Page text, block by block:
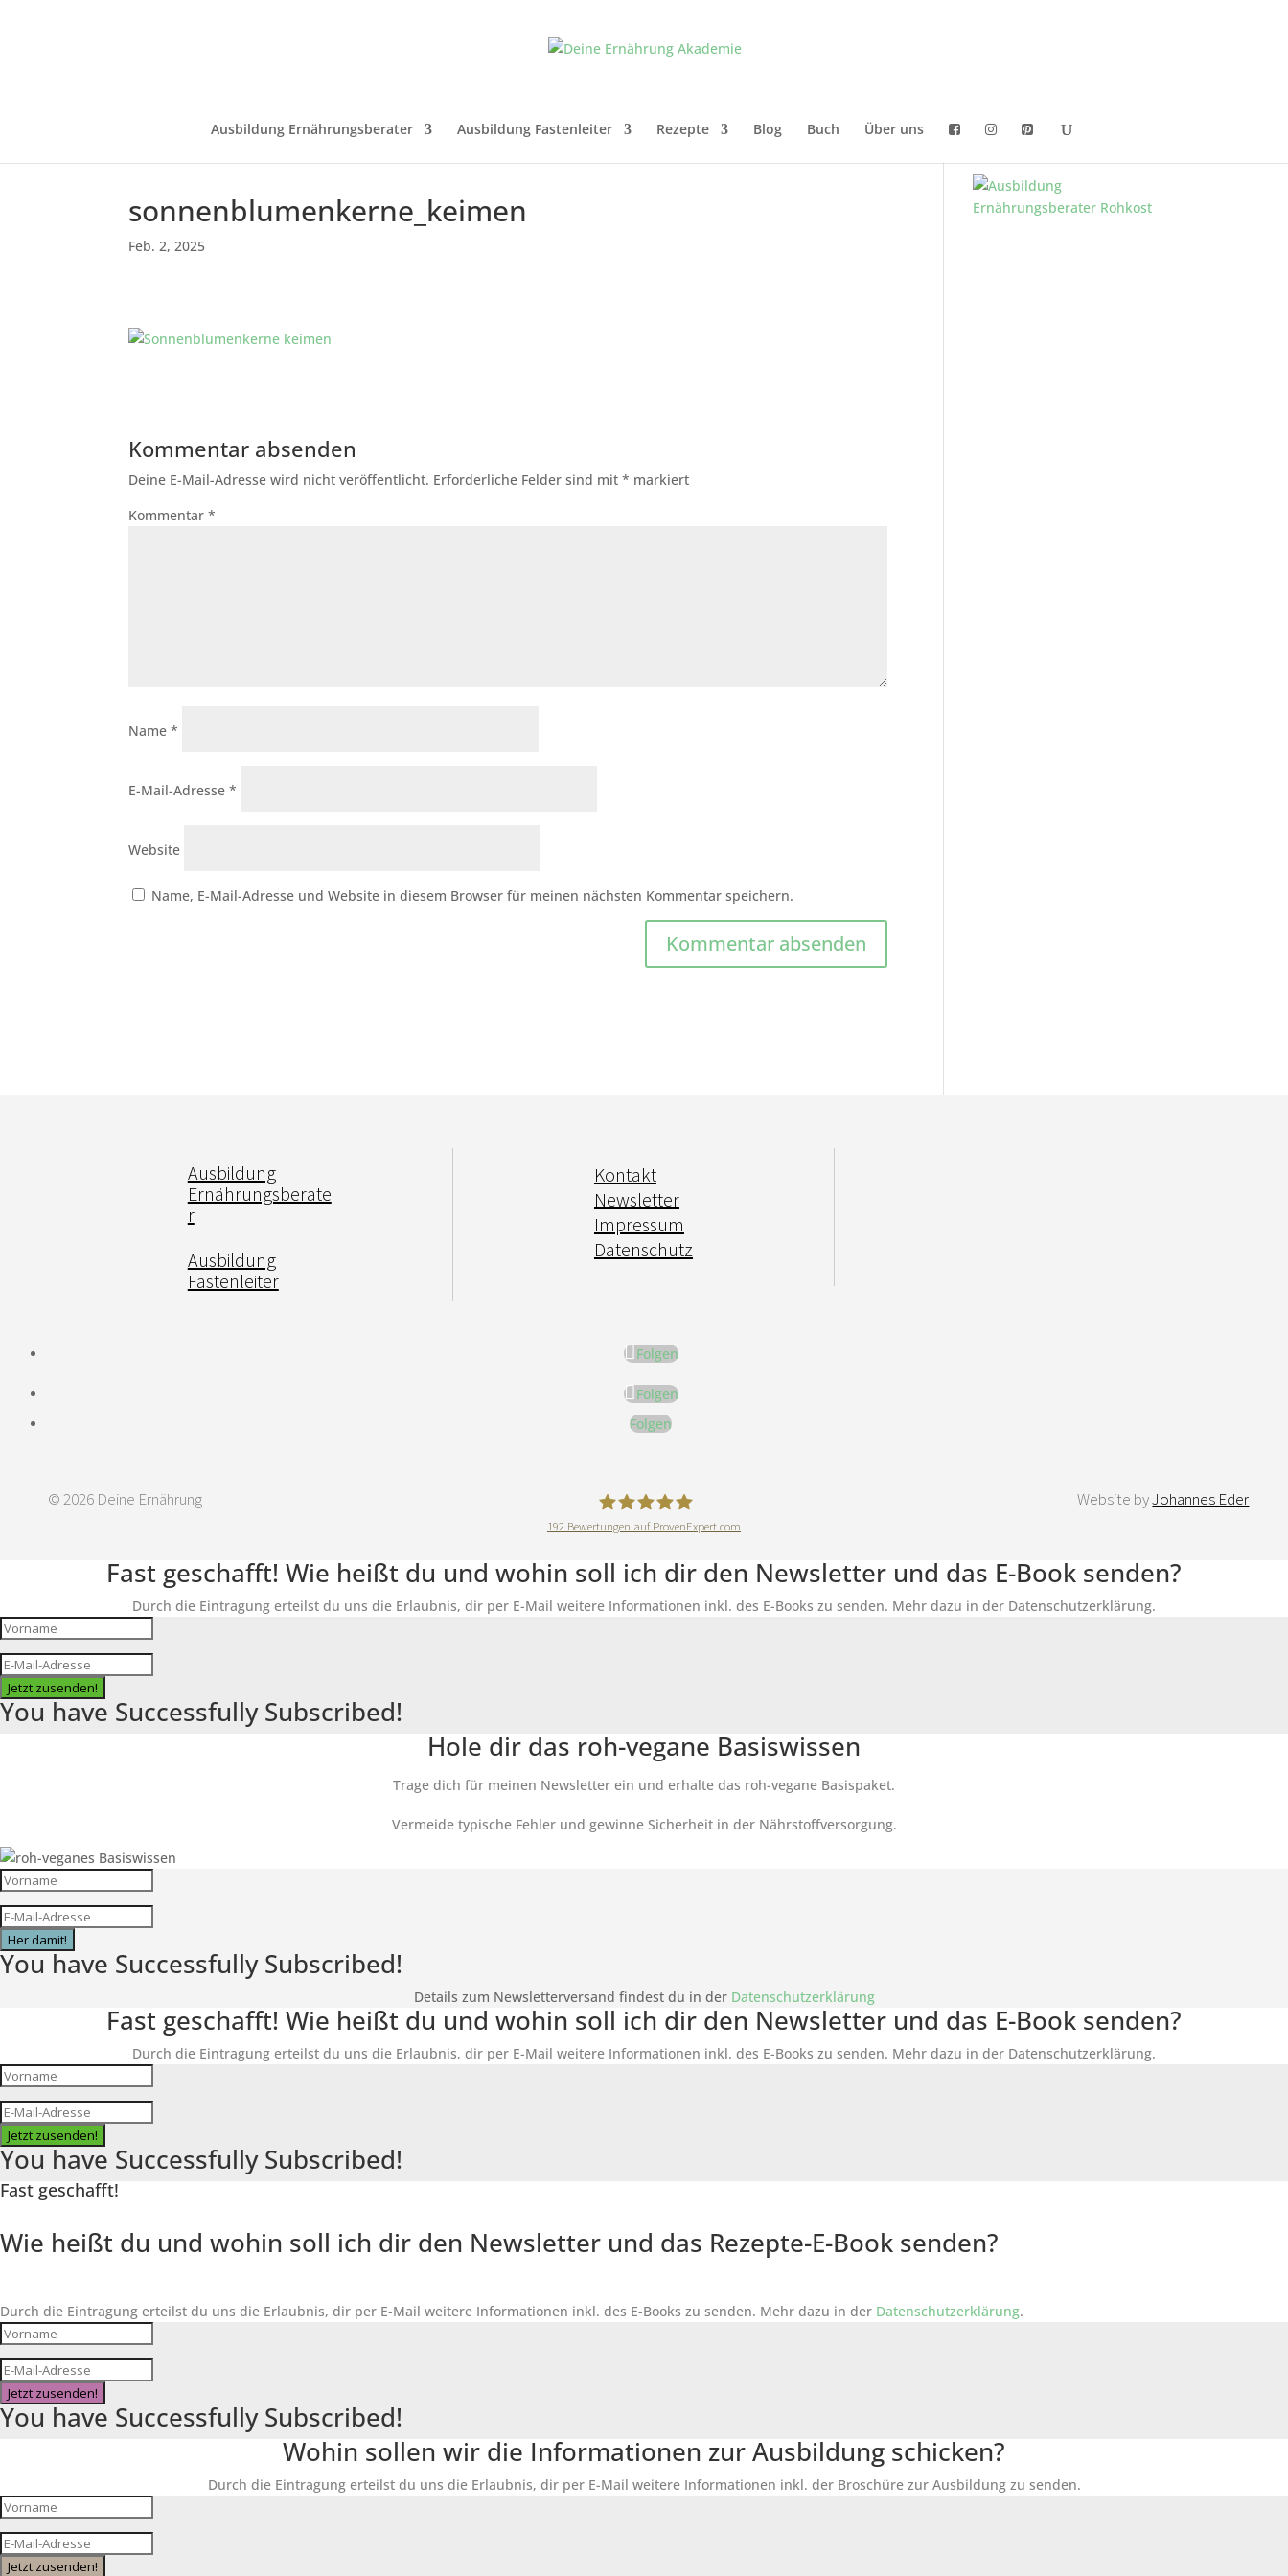
Ausbildung Ernährungsberater Ausbildung Fastenleiter Rezepte Blog Buch Über uns
sonnenblumenkerne_keimen
Feb. 2, 2025
Kommentar absenden
Deine E-Mail-Adresse wird nicht veröffentlicht. Erforderliche Felder sind mit* markiert
Kommentar*
Name*
E-Mail-Adresse*
Website
Name, E-Mail-Adresse und Website in diesem Browser für meinen nächsten Kommentar speichern.
Ausbildung
Ernährungsberate
r
Ausbildung
Fastenleiter
Kontakt
Newsletter
Impressum
Datenschutz
Folgen
Folgen
Folgen
© 2026 Deine Ernährung
DeineErnährungAkademie
192 Bewertungen auf ProvenExpert.com
Website byJohannes Eder
Fast geschafft! Wie heißt du und wohin soll ich dir den Newsletter und das E-Book senden?
Durch die Eintragung erteilst du uns die Erlaubnis, dir per E-Mail weitere Informationen inkl. des E-Books zu senden. Mehr dazu in der Datenschutzerklärung.
Jetzt zusenden!
You have Successfully Subscribed!
Hole dir das roh-vegane Basiswissen
Trage dich für meinen Newsletter ein und erhalte das roh-vegane Basispaket.
Vermeide typische Fehler und gewinne Sicherheit in der Nährstoffversorgung.
Her damit!
You have Successfully Subscribed!
Details zum Newsletterversand findest du in der Datenschutzerklärung
Fast geschafft! Wie heißt du und wohin soll ich dir den Newsletter und das E-Book senden?
Durch die Eintragung erteilst du uns die Erlaubnis, dir per E-Mail weitere Informationen inkl. des E-Books zu senden. Mehr dazu in der Datenschutzerklärung.
Jetzt zusenden!
You have Successfully Subscribed!
Fast geschafft!
Wie heißt du und wohin soll ich dir den Newsletter und das Rezepte-E-Book senden?
Durch die Eintragung erteilst du uns die Erlaubnis, dir per E-Mail weitere Informationen inkl. des E-Books zu senden. Mehr dazu in der Datenschutzerklärung.
Jetzt zusenden!
You have Successfully Subscribed!
Wohin sollen wir die Informationen zur Ausbildung schicken?
Durch die Eintragung erteilst du uns die Erlaubnis, dir per E-Mail weitere Informationen inkl. der Broschüre zur Ausbildung zu senden.
Jetzt zusenden!